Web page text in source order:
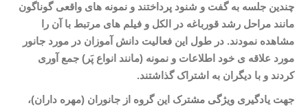
چندین جلسه به گفت و شنود پرداختند و نمونه های واقعی گوناگون
مانند مراحل رشد قورباغه در الکل و فیلم های مرتبط با آن را
مشاهده نمودند. در طول این فعالیت دانش آموزان در مورد جانور
مورد علاقه ی خود اطلاعات و نمونه (مانند انواع پَر) جمع آوری
کردند و با دیگران به اشتراک گذاشتند.
جهت یادگیری ویژگی مشترک این گروه از جانوران (مهره داران)،